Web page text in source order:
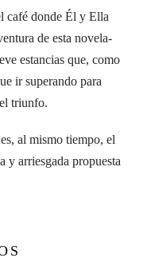
café donde Él y Ella
de esta novela-
estancias que, como
ir superando para
triunfo.
al mismo tiempo, el
y arriesgada propuesta